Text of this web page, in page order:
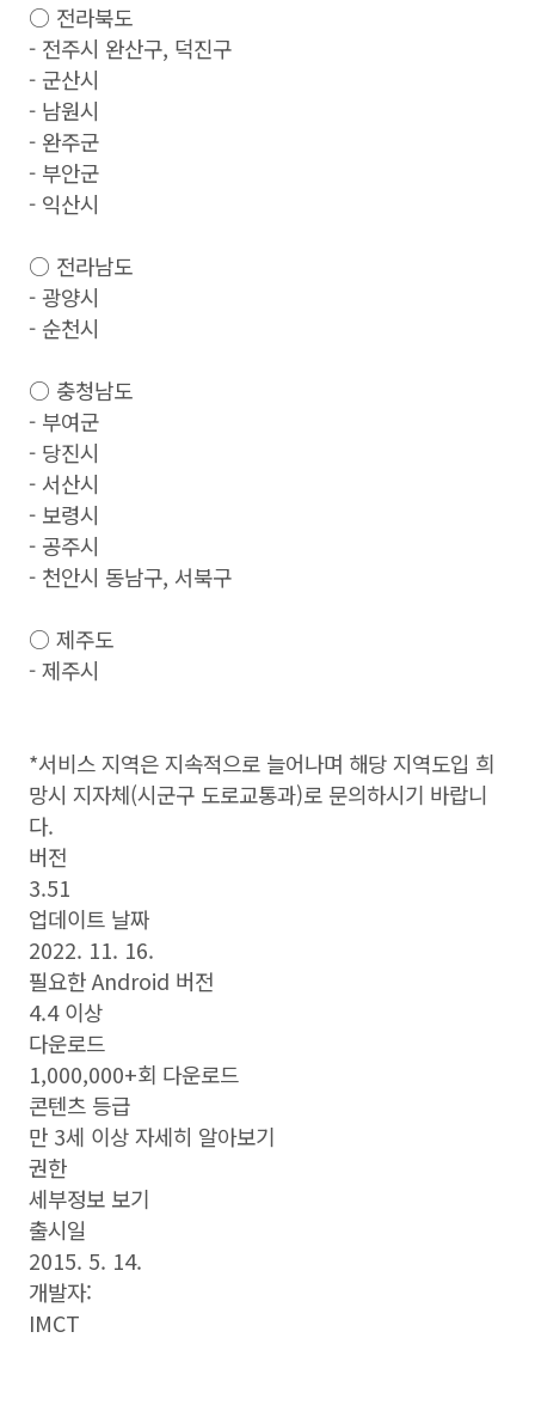
○ 전라북도
- 전주시 완산구, 덕진구
- 군산시
- 남원시
- 완주군
- 부안군
- 익산시
○ 전라남도
- 광양시
- 순천시
○ 충청남도
- 부여군
- 당진시
- 서산시
- 보령시
- 공주시
- 천안시 동남구, 서북구
○ 제주도
- 제주시
*서비스 지역은 지속적으로 늘어나며 해당 지역도입 희
망시 지자체(시군구 도로교통과)로 문의하시기 바랍니
다.
버전
3.51
업데이트 날짜
2022. 11. 16.
필요한 Android 버전
4.4 이상
다운로드
1,000,000+회 다운로드
콘텐츠 등급
만 3세 이상 자세히 알아보기
권한
세부정보 보기
출시일
2015. 5. 14.
개발자:
IMCT